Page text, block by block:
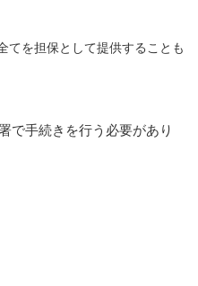
てを担保として提供することも
で手続きを行う必要があり